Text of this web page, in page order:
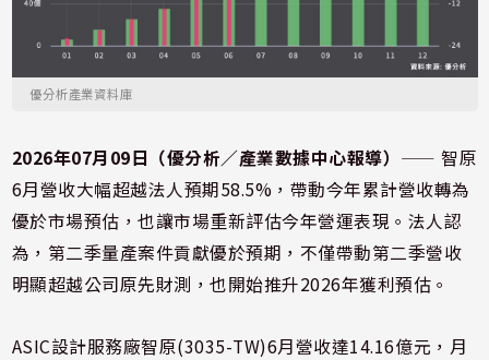
優分析產業資料庫
2026年07月09日（優分析／產業數據中心報導） ⸺ 智原
6月營收大幅超越法人預期58.5%，帶動今年累計營收轉為
優於市場預估，也讓市場重新評估今年營運表現。法人認
為，第二季量產案件貢獻優於預期，不僅帶動第二季營收
明顯超越公司原先財測，也開始推升2026年獲利預估。
ASIC設計服務廠智原(3035-TW)6月營收達14.16億元，月